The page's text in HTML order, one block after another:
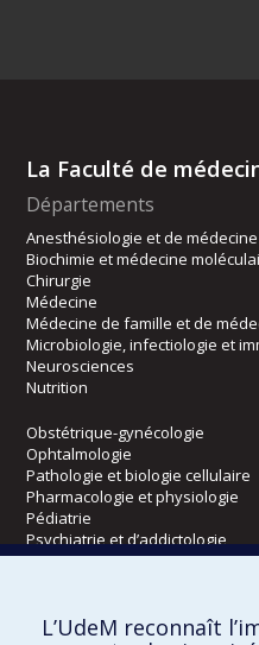
La Faculté de
Départements
Anesthésiologie et de
Biochimie et médecine
Chirurgie
Médecine
Médecine de famille et de
Microbiologie, infectiologie et
Neurosciences
Nutrition
Obstétrique-gynécologie
Ophtalmologie
Pathologie et biologie cellulaire
Pharmacologie et physiologie
Pédiatrie
Psychiatrie et d’addictologie
Radiologie, radio-oncologie et
L’UdeM reconnaît